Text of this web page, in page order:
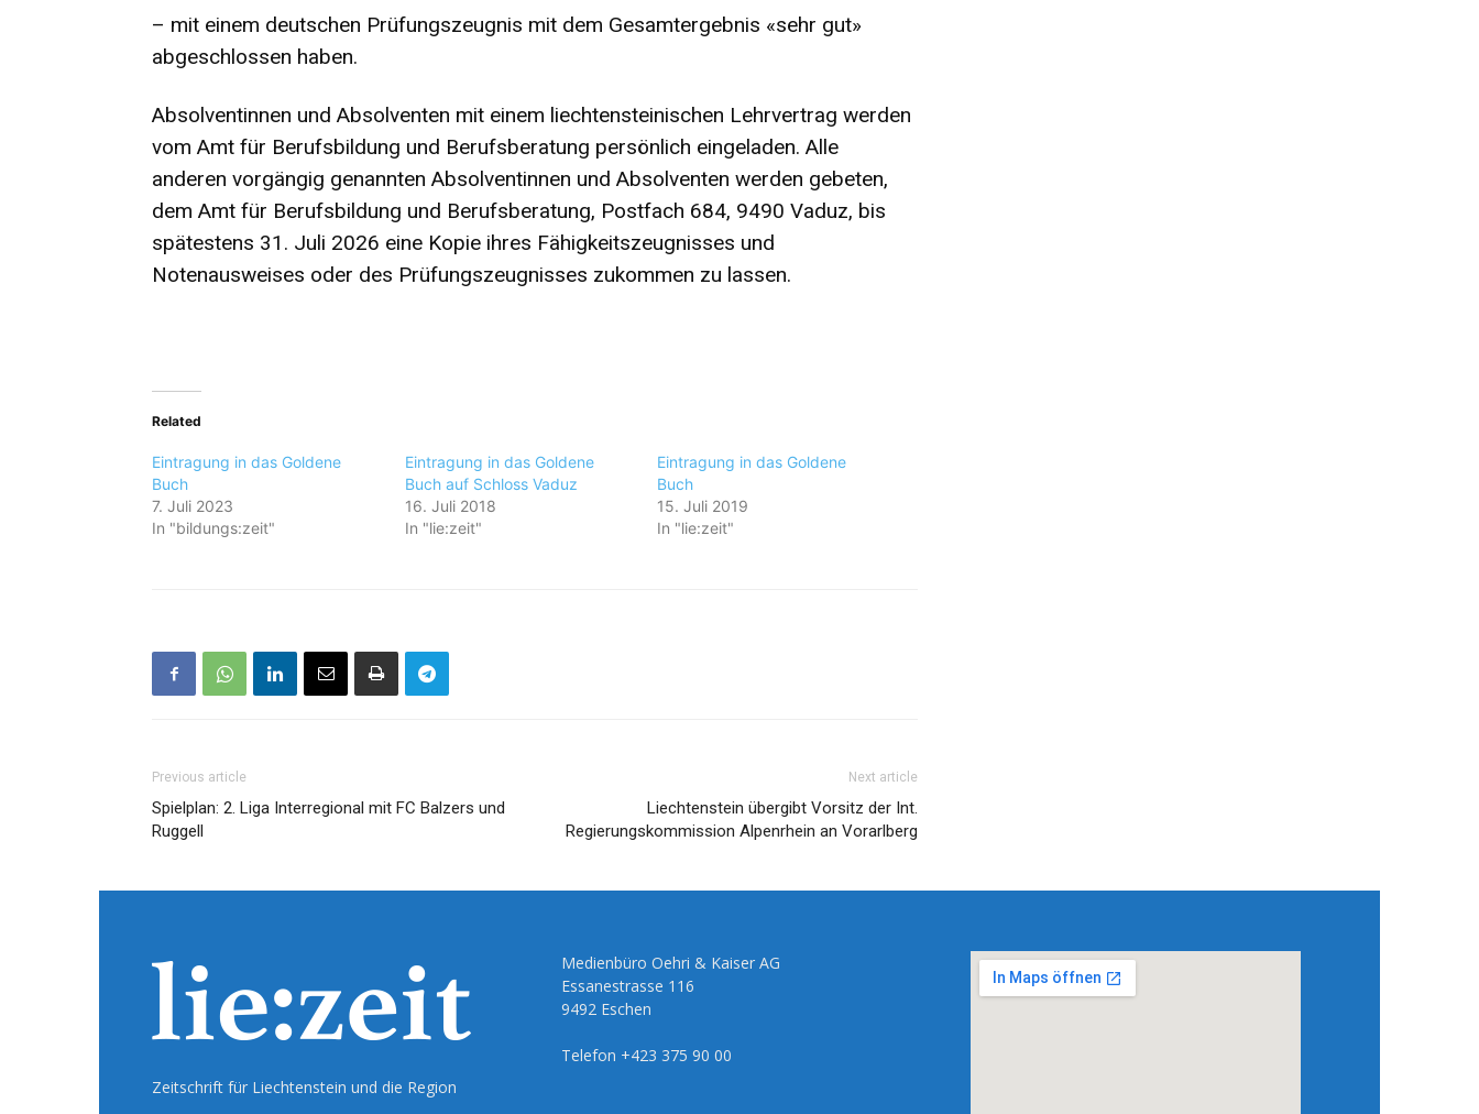
– mit einem deutschen Prüfungszeugnis mit dem Gesamtergebnis «sehr gut»
abgeschlossen haben.
Absolventinnen und Absolventen mit einem liechtensteinischen Lehrvertrag werden
vom Amt für Berufsbildung und Berufsberatung persönlich eingeladen. Alle
anderen vorgängig genannten Absolventinnen und Absolventen werden gebeten,
dem Amt für Berufsbildung und Berufsberatung, Postfach 684, 9490 Vaduz, bis
spätestens 31. Juli 2026 eine Kopie ihres Fähigkeitszeugnisses und
Notenausweises oder des Prüfungszeugnisses zukommen zu lassen.
Related
Eintragung in das Goldene
Buch
7. Juli 2023
In "bildungs:zeit"
Eintragung in das Goldene
Buch auf Schloss Vaduz
16. Juli 2018
In "lie:zeit"
Eintragung in das Goldene
Buch
15. Juli 2019
In "lie:zeit"
Previous article
Spielplan: 2. Liga Interregional mit FC Balzers und
Ruggell
Next article
Liechtenstein übergibt Vorsitz der Int.
Regierungskommission Alpenrhein an Vorarlberg
Zeitschrift für Liechtenstein und die Region
Medienbüro Oehri & Kaiser AG
Essanestrasse 116
9492 Eschen
Telefon +423 375 90 00